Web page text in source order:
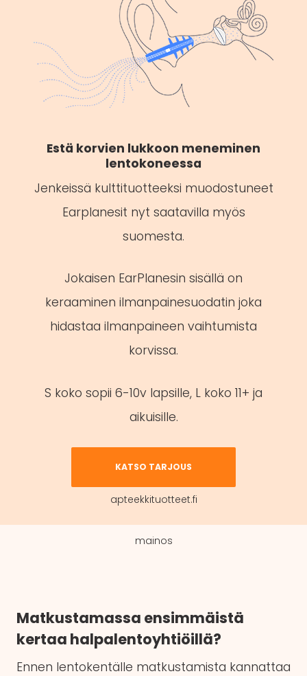
Estä korvien lukkoon meneminen
lentokoneessa
Jenkeissä kulttituotteeksi muodostuneet
Earplanesit nyt saatavilla myös
suomesta.
Jokaisen EarPlanesin sisällä on
keraaminen ilmanpainesuodatin joka
hidastaa ilmanpaineen vaihtumista
korvissa.
S koko sopii 6-10v lapsille, L koko 11+ ja
aikuisille.
KATSO TARJOUS
apteekkituotteet.fi
mainos
Matkustamassa ensimmäistä
kertaa halpalentoyhtiöillä?
Ennen lentokentälle matkustamista kannattaa